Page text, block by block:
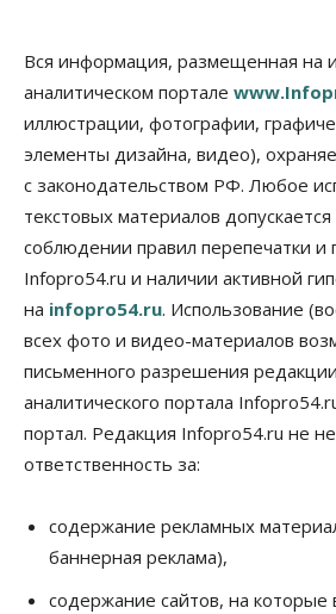
Вся информация, размещенная на
аналитическом портале
иллюстрации, фотографии,
элементы дизайна, видео),
с законодательством РФ. Любое
текстовых материалов
соблюдении правил перепечатки и
Infopro54.ru и наличии активной
на infopro54.ru. Использование
всех фото и видео-материалов
письменного разрешения
аналитического портала
портал. Редакция Infopro54.ru не
ответственность за:
содержание рекламных
баннерная реклама),
содержание сайтов, на которые